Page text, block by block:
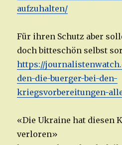
aufzuhalten/
Für ihren Schutz aber
doch bitteschön selbst
https://
den-die-buerger-bei-den-
kriegsvorbereitungen-
«Die Ukraine hat diesen
verloren»